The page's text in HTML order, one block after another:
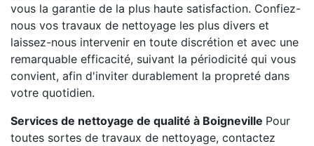
vous la garantie de la plus haute satisfaction. Confiez-
nous vos travaux de nettoyage les plus divers et
laissez-nous intervenir en toute discrétion et avec une
remarquable efficacité, suivant la périodicité qui vous
convient, afin d'inviter durablement la propreté dans
votre quotidien.
Services de nettoyage de qualité à Boigneville Pour
toutes sortes de travaux de nettoyage, contactez